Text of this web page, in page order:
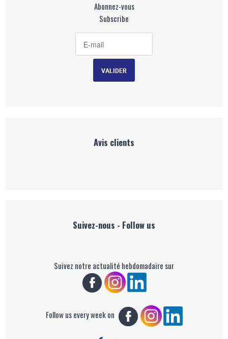
Abonnez-vous
Subscribe
Avis clients
Suivez-nous - Follow us
Suivez notre actualité hebdomadaire sur
Follow us every week on